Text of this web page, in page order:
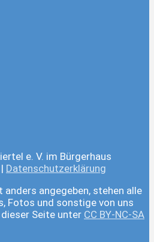
e. V. im Bürgerhaus
| Datenschutzerklärung
angegeben, stehen alle
Fotos und sonstige von uns
Seite unter CC BY-NC-SA